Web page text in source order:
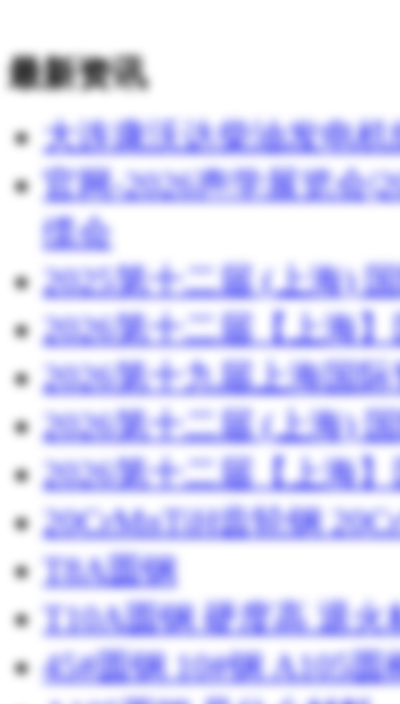
最新资讯
大连康沃达柴油发电机
官网-2026声学展览会
缆会
2025第十二届 (上海)
2026第十二届【上海
2026第十九届上海国
2026第十二届 (上海)
2026第十二届【上海
20CrMnTiH齿轮钢
T8A圆钢
T10A圆钢 硬度高 退火
45#圆钢 10#钢 A105圆